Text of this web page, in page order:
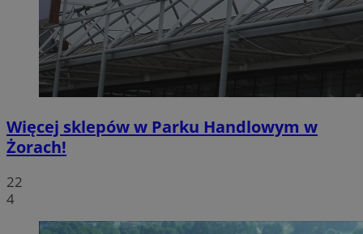
Więcej sklepów w Parku Handlowym w
Żorach!
22
4